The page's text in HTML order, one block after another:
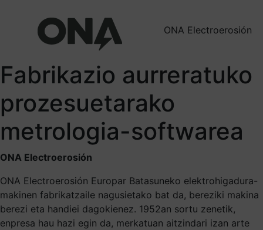
ONA Electroerosión
Fabrikazio aurreratuko
prozesuetarako
metrologia-softwarea
ONA Electroerosión
ONA Electroerosión Europar Batasuneko elektrohigadura-
makinen fabrikatzaile nagusietako bat da, bereziki makina
berezi eta handiei dagokienez. 1952an sortu zenetik,
enpresa hau hazi egin da, merkatuan aitzindari izan arte